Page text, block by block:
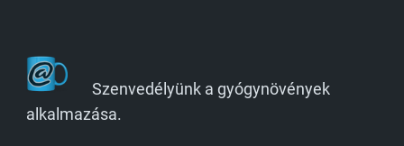
Szenvedélyünk a gyógynövények
alkalmazása.